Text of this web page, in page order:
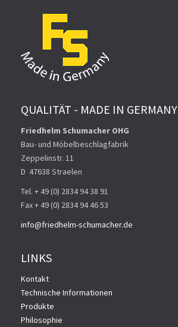
QUALITÄT - MADE IN GERMANY
Friedhelm Schumacher OHG
Bau- und Möbelbeschlagfabrik
Zeppelinstr. 11
D ­ 47638 Straelen
Tel. + 49 (0) 2834 94 38 91
Fax + 49 (0) 2834 94 46 53
info@friedhelm-schumacher.de
LINKS
Kontakt
Technische Informationen
Produkte
Philosophie